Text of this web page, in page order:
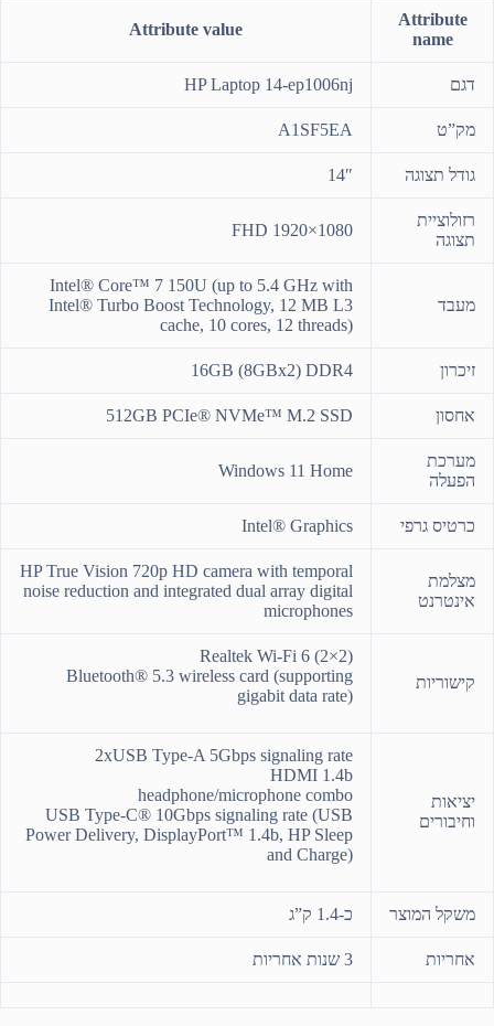
Attribute
name
Attribute value
דגם HP Laptop 14-ep1006nj
מק”ט A1SF5EA
גודל תצוגה 14″
רזולוציית
תצוגה
FHD 1920×1080
מעבד
Intel® Core™ 7 150U (up to 5.4 GHz with
Intel® Turbo Boost Technology, 12 MB L3
cache, 10 cores, 12 threads)
זיכרון 16GB (8GBx2) DDR4
אחסון 512GB PCIe® NVMe™ M.2 SSD
מערכת
הפעלה
Windows 11 Home
כרטיס גרפי Intel® Graphics
מצלמת
אינטרנט
HP True Vision 720p HD camera with temporal
noise reduction and integrated dual array digital
microphones
קישוריות
Realtek Wi-Fi 6 (2×2)
Bluetooth® 5.3 wireless card (supporting
gigabit data rate)
יציאות
וחיבורים
2xUSB Type-A 5Gbps signaling rate
HDMI 1.4b
headphone/microphone combo
USB Type-C® 10Gbps signaling rate (USB
Power Delivery, DisplayPort™ 1.4b, HP Sleep
and Charge)
משקל המוצר כ-1.4 ק”ג
אחריות 3 שנות אחריות